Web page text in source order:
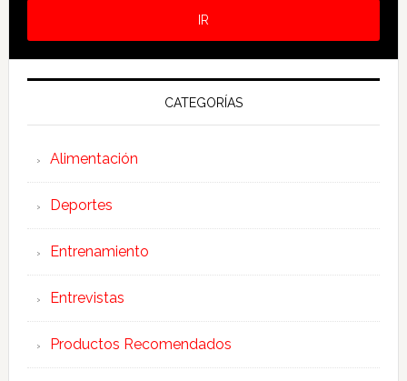
CATEGORÍAS
Alimentación
Deportes
Entrenamiento
Entrevistas
Productos Recomendados